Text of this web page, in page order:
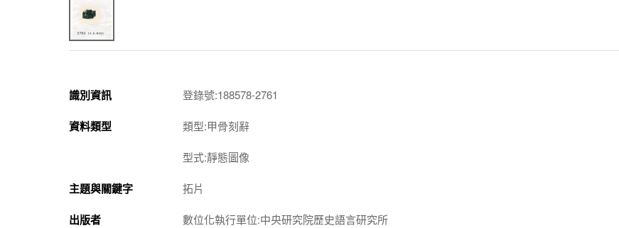
識別資訊 登錄號:188578-2761
資料類型 類型:甲骨刻辭
型式:靜態圖像
主題與關鍵字 拓片
出版者 數位化執行單位:中央研究院歷史語言研究所